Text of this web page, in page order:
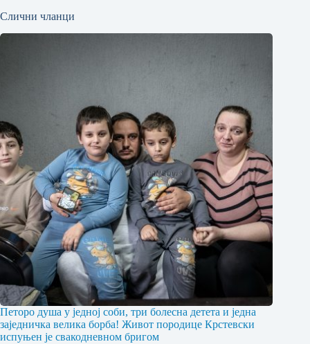
Слични чланци
Петоро душа у једној соби, три болесна детета и једна
заједничка велика борба! Живот породице Крстевски
испуњен је свакодневном бригом